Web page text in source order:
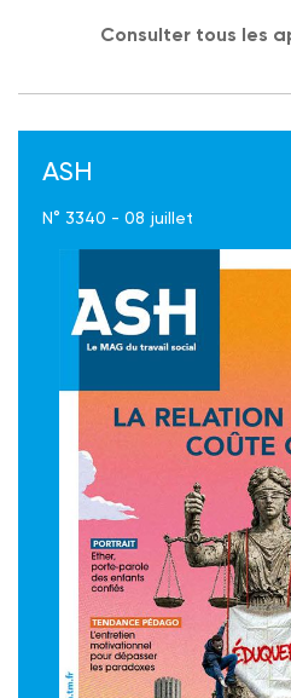
Consulter tous les
ASH
N° 3340 - 08 juillet